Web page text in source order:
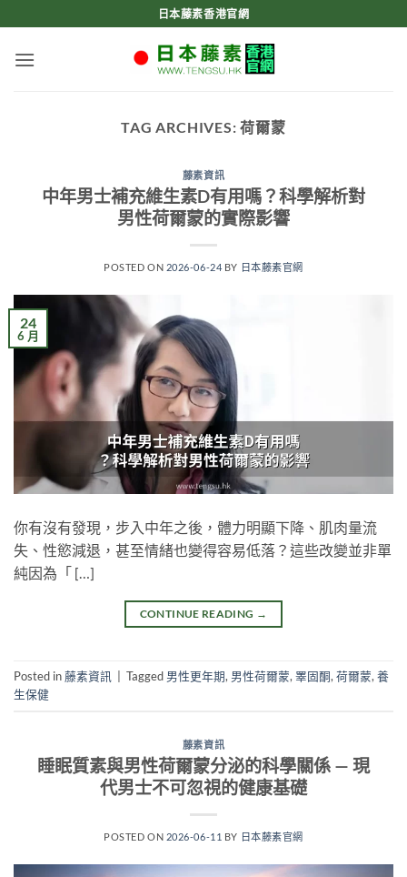
to
content
日本藤素香港官網
TAG ARCHIVES:荷爾蒙
藤素資訊
中年男士補充維生素D有用嗎？科學解析對
男性荷爾蒙的實際影響
POSTED ON 2026-06-24 BY 日本藤素官網
24
6 月
你有沒有發現，步入中年之後，體力明顯下降、肌肉量流
失、性慾減退，甚至情緒也變得容易低落？這些改變並非單
純因為「 […]
CONTINUE READING →
Posted in藤素資訊 Tagged 男性更年期, 男性荷爾蒙,睪固酮,荷爾蒙,養
生保健
藤素資訊
睡眠質素與男性荷爾蒙分泌的科學關係 — 現
代男士不可忽視的健康基礎
POSTED ON 2026-06-11 BY 日本藤素官網